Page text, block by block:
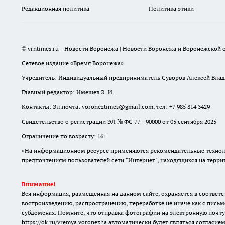
Редакционная политика Политика этики
© vrntimes.ru - Новости Воронежа | Новости Воронежа и Воронежской
Сетевое издание «Время Воронежа»
Учредитель: Индивидуальный предприниматель Суворов Алексей
Главный редактор: Имешев Э. И.
Контакты: Эл.почта: voroneztimes@gmail.com, тел: +7 985 814 3429
Свидетельство о регистрации ЭЛ № ФС 77 - 90000 от 05 сентября 2025
Ограничение по возрасту: 16+
«На информационном ресурсе применяются рекомендательные
предпочтениям пользователей сети "Интернет", находящихся на
Внимание!
Вся информация, размещенная на данном сайте, охраняется в
воспроизведению, распространению, переработке не иначе как с
субдоменах. Помните, что отправка фотографии на электронную
https://ok.ru/vremya.voronezha автоматически будет являться